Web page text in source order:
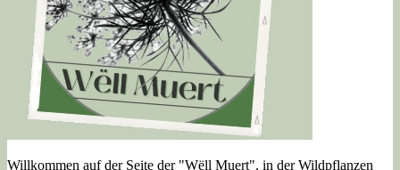
Willkommen auf der Seite der "Wëll Muert", in der Wildpflanzen